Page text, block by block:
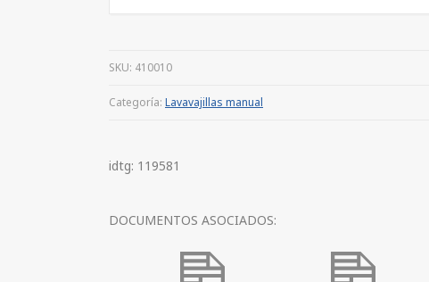
SKU: 410010
Categoría: Lavavajillas manual
idtg: 119581
DOCUMENTOS ASOCIADOS: